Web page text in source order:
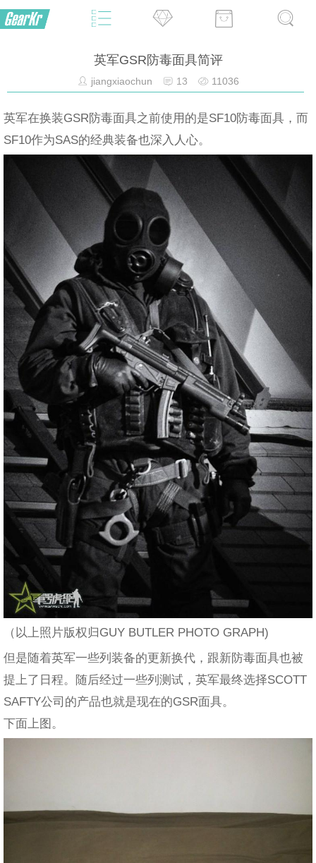
英军GSR防毒面具简评
jiangxiaochun 13 11036
英军在换装GSR防毒面具之前使用的是SF10防毒面具，而
SF10作为SAS的经典装备也深入人心。
（以上照片版权归GUY BUTLER PHOTO GRAPH)
但是随着英军一些列装备的更新换代，跟新防毒面具也被
提上了日程。随后经过一些列测试，英军最终选择SCOTT
SAFTY公司的产品也就是现在的GSR面具。
下面上图。